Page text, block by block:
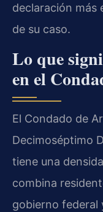
declaración más
de su caso.
Lo que
en el
El Condado de
Decimoséptimo
tiene una
combina
gobierno federal